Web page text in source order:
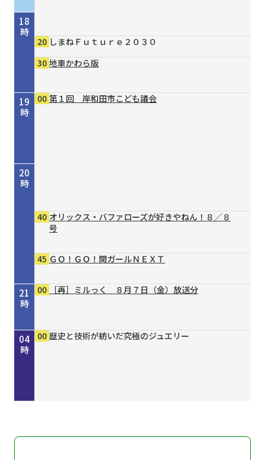
18
時
19
時
20
時
21
時
22
時
23
時
00
時
01
時
02
時
03
時
04
時
20 しまねＦｕｔｕｒｅ２０３０
30 地車かわら版
00 第１回 岸和田市こども議会
40 オリックス・バファローズが好きやねん！８／８
号
45 ＧＯ！ＧＯ！関ガールＮＥＸＴ
00 ［再］ミルっく ８月７日（金）放送分
00 きしわだネイチャー探訪 ＃１６８
30 地車かわら版
00 Ｄａｙ Ｔｒｉｐｐｅｒ ＃７９
15 歴史街道 ＃４４８ 丹波と京を結んだ“川の街
30 ＧＯ！ＧＯ！関ガールＮＥＸＴ
45 オリックス・バファローズが好きやねん！８／８
50 しまねＦｕｔｕｒｅ２０３０
00 ホトケ女史のぶらりまいり 「郡山八幡神社」編
15 歴史街道 ＃４４８ 丹波と京を結んだ“川の街
30 地車かわら版
00 誰でも簡単にオシャレネイル HOMEI
00 歴史と技術が紡いだ究極のジュエリー
00 歴史と技術が紡いだ究極のジュエリー
00 歴史と技術が紡いだ究極のジュエリー